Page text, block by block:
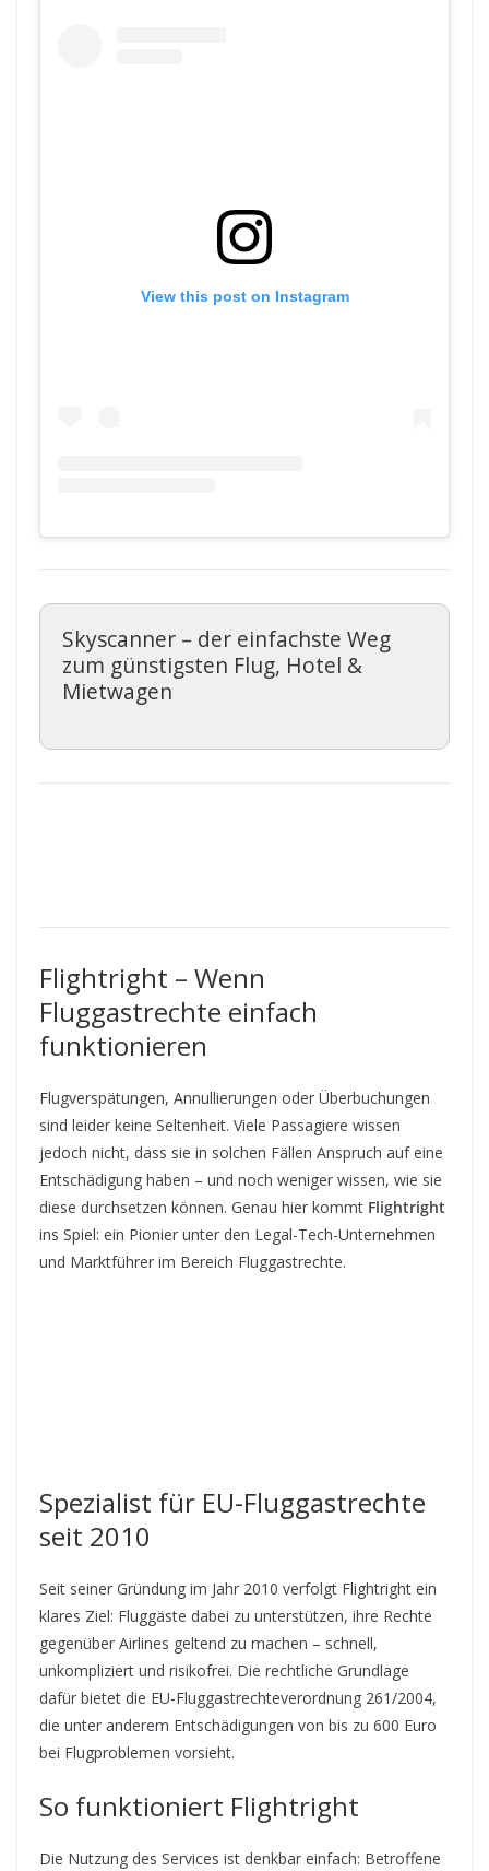
View this post on Instagram
Skyscanner – der einfachste Weg
zum günstigsten Flug, Hotel &
Mietwagen
Flightright – Wenn
Fluggastrechte einfach
funktionieren
Flugverspätungen, Annullierungen oder Überbuchungen
sind leider keine Seltenheit. Viele Passagiere wissen
jedoch nicht, dass sie in solchen Fällen Anspruch auf eine
Entschädigung haben – und noch weniger wissen, wie sie
diese durchsetzen können. Genau hier kommt Flightright
ins Spiel: ein Pionier unter den Legal-Tech-Unternehmen
und Marktführer im Bereich Fluggastrechte.
Spezialist für EU-Fluggastrechte
seit 2010
Seit seiner Gründung im Jahr 2010 verfolgt Flightright ein
klares Ziel: Fluggäste dabei zu unterstützen, ihre Rechte
gegenüber Airlines geltend zu machen – schnell,
unkompliziert und risikofrei. Die rechtliche Grundlage
dafür bietet die EU-Fluggastrechteverordnung 261/2004,
die unter anderem Entschädigungen von bis zu 600 Euro
bei Flugproblemen vorsieht.
So funktioniert Flightright
Die Nutzung des Services ist denkbar einfach: Betroffene